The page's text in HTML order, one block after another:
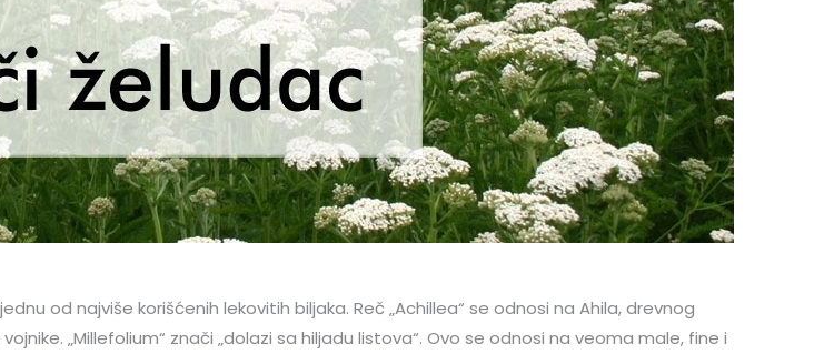
od najviše korišćenih lekovitih biljaka. Reč „Achillea“ se odnosi na Ahila, drevnog
„Millefolium“ znači „dolazi sa hiljadu listova“. Ovo se odnosi na veoma male, fine i